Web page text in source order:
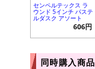
センペルテックス ラ
ウンド 5インチ パステ
ルダスク アソート
606円
同時購入商品